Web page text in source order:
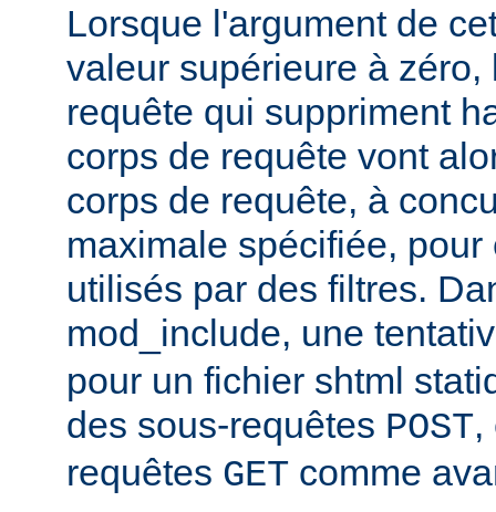
Lorsque l'argument de
valeur supérieure à
requête qui suppriment
corps de requête vont
corps de requête, à
maximale spécifiée,
utilisés par des filtres.
mod_include, une
pour un fichier shtml
des sous-requêtes POST,
requêtes GET comme